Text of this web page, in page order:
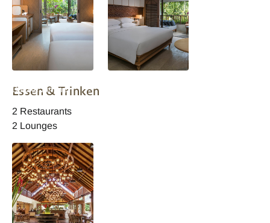
Deluxe Zimmer
Essen & Trinken
2 Restaurants
2 Lounges